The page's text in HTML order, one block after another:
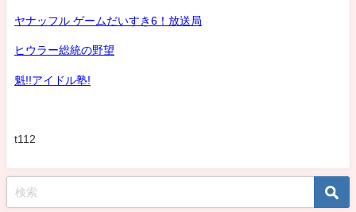
ヤナッフル ゲームだいすき6！放送局
ヒウラー総統の野望
魁!!アイドル塾!
t112